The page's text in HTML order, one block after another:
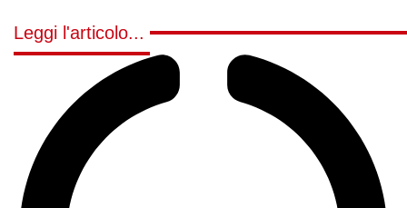
Leggi l'articolo...